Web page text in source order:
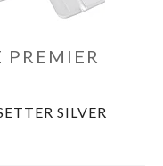
PREMIER
SILVER